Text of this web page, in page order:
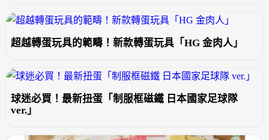
超越轉蛋玩具的範疇！新款轉蛋玩具「HG 金肉人」
球迷必買！最新扭蛋「制服框磁鐵 日本國家足球隊
ver.」